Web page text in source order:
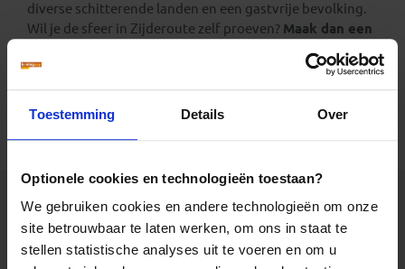
Toestemming Details Over
Optionele cookies en technologieën toestaan?
We gebruiken cookies en andere technologieën om onze
site betrouwbaar te laten werken, om ons in staat te
stellen statistische analyses uit te voeren en om u
diverse schitterende landen en een gastvrije bevolking.
Wil je de sfeer in Zijderoute zelf proeven? Maak dan een
Er is een fout voorgevallen bij het ophalen van de